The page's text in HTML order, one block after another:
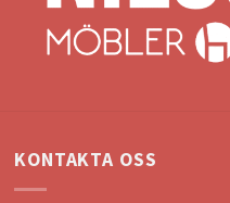
KONTAKTA OSS